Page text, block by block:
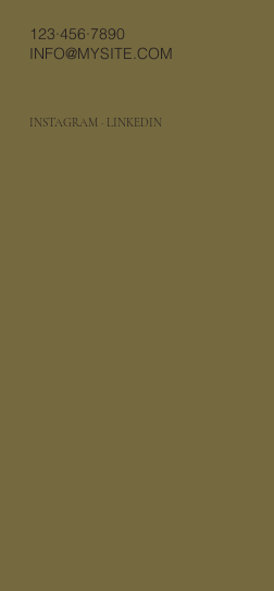
123·456·7890
INFO@MYSITE.COM
INSTAGRAM · LINKEDIN